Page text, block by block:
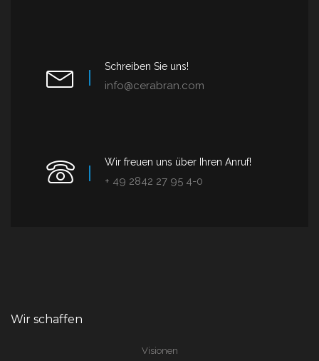
Schreiben Sie uns!
info@cerabran.com
Wir freuen uns über Ihren Anruf!
+ 49 2842 27 95 4-0
Wir schaffen
Visionen